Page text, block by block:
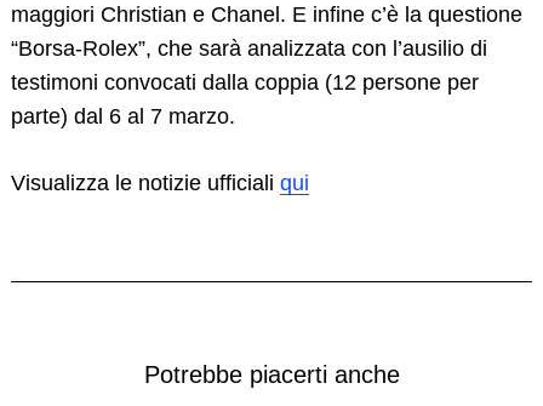
maggiori Christian e Chanel. E infine c’è la questione
“Borsa-Rolex”, che sarà analizzata con l’ausilio di
testimoni convocati dalla coppia (12 persone per
parte) dal 6 al 7 marzo.
Visualizza le notizie ufficiali qui
Potrebbe piacerti anche